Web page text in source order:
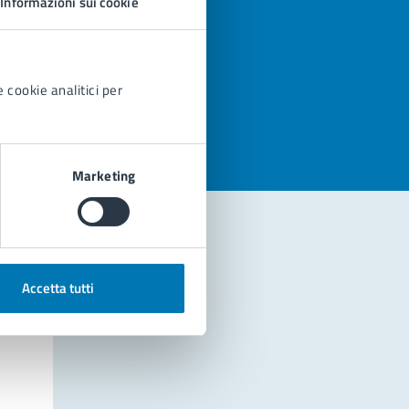
cookie analitici per
Marketing
Accetta tutti